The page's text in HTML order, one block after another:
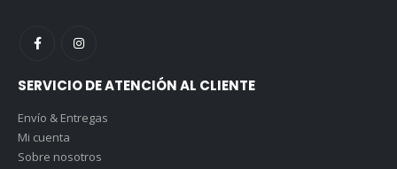
SERVICIO DE ATENCIÓN AL CLIENTE
Envío & Entregas
Mi cuenta
Sobre nosotros